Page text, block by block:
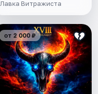
Лавка Витражиста
от 2 000 ₽